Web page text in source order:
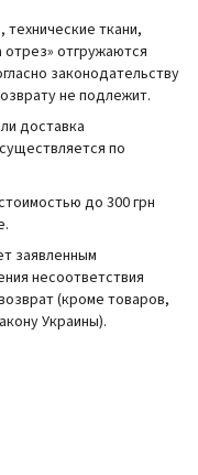
ткани,
отгружаются
законодательству
не подлежит.
доставка
по
до 300 грн
заявленным
несоответствия
(кроме товаров,
Украины).